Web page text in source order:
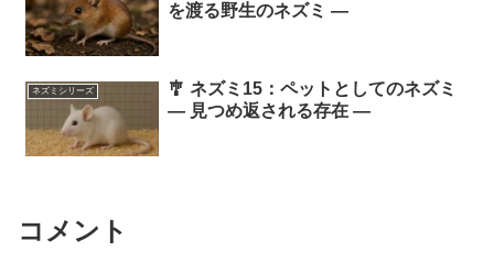
を渡る野生のネズミ ―
ネズミシリーズ
🎐 ネズミ15：ペットとしてのネズミ
― 見つめ返される存在 ―
コメント